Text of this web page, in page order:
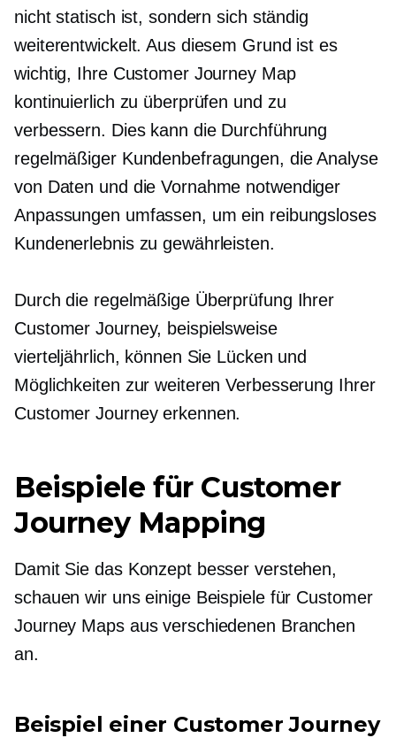
nicht statisch ist, sondern sich ständig
weiterentwickelt. Aus diesem Grund ist es
wichtig, Ihre Customer Journey Map
kontinuierlich zu überprüfen und zu
verbessern. Dies kann die Durchführung
regelmäßiger Kundenbefragungen, die Analyse
von Daten und die Vornahme notwendiger
Anpassungen umfassen, um ein reibungsloses
Kundenerlebnis zu gewährleisten.
Durch die regelmäßige Überprüfung Ihrer
Customer Journey, beispielsweise
vierteljährlich, können Sie Lücken und
Möglichkeiten zur weiteren Verbesserung Ihrer
Customer Journey erkennen.
Beispiele für Customer
Journey Mapping
Damit Sie das Konzept besser verstehen,
schauen wir uns einige Beispiele für Customer
Journey Maps aus verschiedenen Branchen
an.
Beispiel einer Customer Journey